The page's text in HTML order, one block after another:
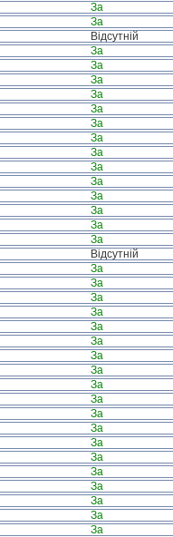
За
За
Відсутній
За
За
За
За
За
За
За
За
За
За
За
За
За
За
Відсутній
За
За
За
За
За
За
За
За
За
За
За
За
За
За
За
За
За
За
За